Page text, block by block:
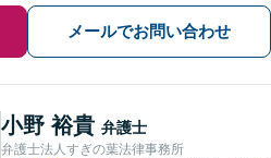
メールでお問い合わせ
小野 裕貴 弁護士
弁護士法人すぎの葉法律事務所